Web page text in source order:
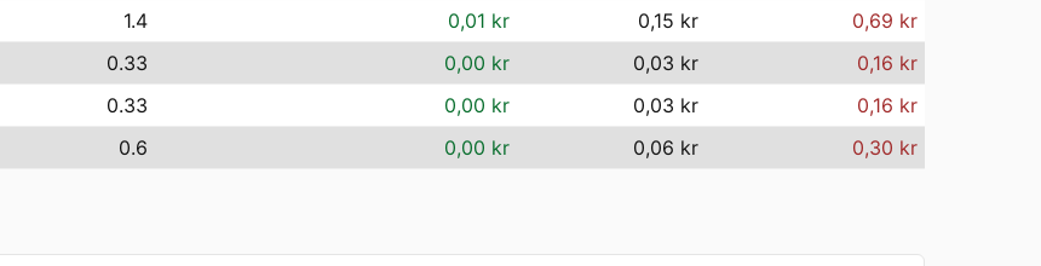
1.4 0,01 kr 0,15 kr
0,69 kr
0.33 0,00 kr 0,03 kr
0,16 kr
0.33 0,00 kr 0,03 kr
0,16 kr
0.6 0,00 kr 0,06 kr 0,30 kr